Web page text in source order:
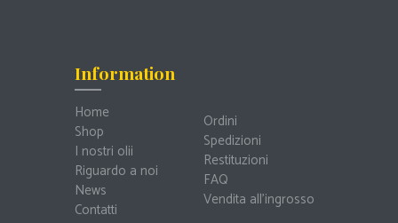
Information
Home
Shop
I nostri olii
Riguardo a noi
News
Contatti
Ordini
Spedizioni
Restituzioni
FAQ
Vendita all’ingrosso